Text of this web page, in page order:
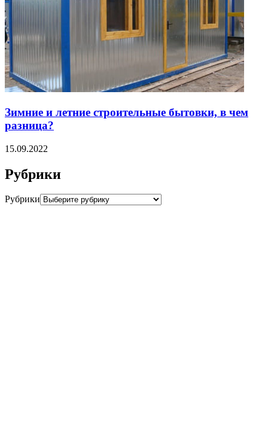
Зимние и летние строительные бытовки, в чем
разница?
15.09.2022
Рубрики
Рубрики